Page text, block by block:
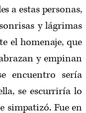
a estas personas,
y lágrimas
el homenaje, que
y empinan
encuentro sería
se escurriría lo
simpatizó. Fue en